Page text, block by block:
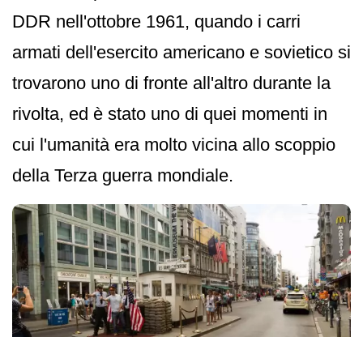
DDR nell'ottobre 1961, quando i carri
armati dell'esercito americano e sovietico si
trovarono uno di fronte all'altro durante la
rivolta, ed è stato uno di quei momenti in
cui l'umanità era molto vicina allo scoppio
della Terza guerra mondiale.